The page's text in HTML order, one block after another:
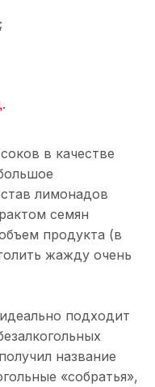
;
.
в качестве
лимонадов
семян
продукта (в
жажду очень
подходит
название
«собратья»,